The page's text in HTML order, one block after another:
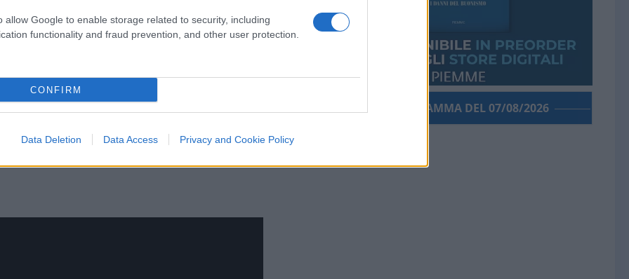
allow Google to enable storage related to security, including
functionality and fraud prevention, and other user protection.
CONFIRM
Data Deletion Data Access Privacy and Cookie Policy
la sua parola dovrebbe valere più
classico di antirazzismo di professione”.
di Vicenza,
di firmare dicendo «sono
rispetto alla libertà personale. Io posso
anche fascista, sono caz** miei.
È una cosa che non sta né in cielo né
PORROGRAMMA DEL 07/08/2026